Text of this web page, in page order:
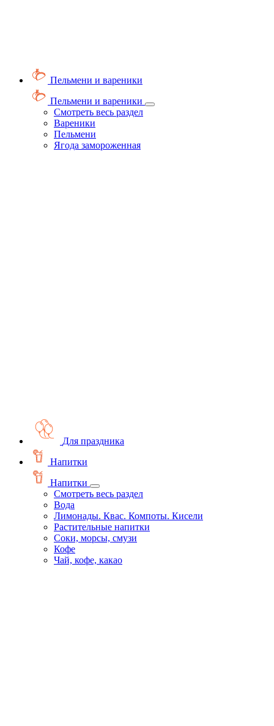
Пельмени и вареники
Пельмени и вареники
Смотреть весь раздел
Вареники
Пельмени
Ягода замороженная
Для праздника
Напитки
Напитки
Смотреть весь раздел
Вода
Лимонады. Квас. Компоты. Кисели
Растительные напитки
Соки, морсы, смузи
Кофе
Чай, кофе, какао